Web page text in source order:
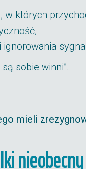
w których
sobie winni”.
mieli
nieobecny